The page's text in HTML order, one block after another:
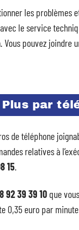
les
le service
pouvez joindre
par
de téléphone
relatives à
15.
92 39 39 10 que
0,35 euro par